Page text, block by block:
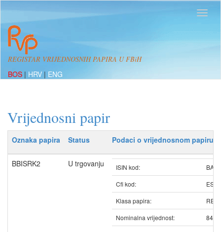
REGISTAR VRIJEDNOSNIH PAPIRA U FBiH
BOS | HRV | ENG
Vrijednosni papir
Oznaka papira Status Podaci o vrijednosnom papiru
BBISRK2 U trgovanju ISIN kod:
Cfi kod:
Klasa papira:
Nominalna vrijednost:
84.30